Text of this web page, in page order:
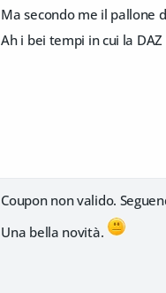
Ma secondo me il pallone
Ah i bei tempi in cui la
Coupon non valido.
Una bella novità.